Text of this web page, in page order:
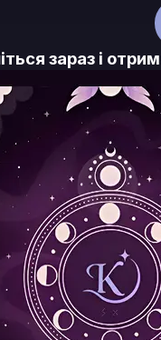
зараз і
Отримайте
важливих